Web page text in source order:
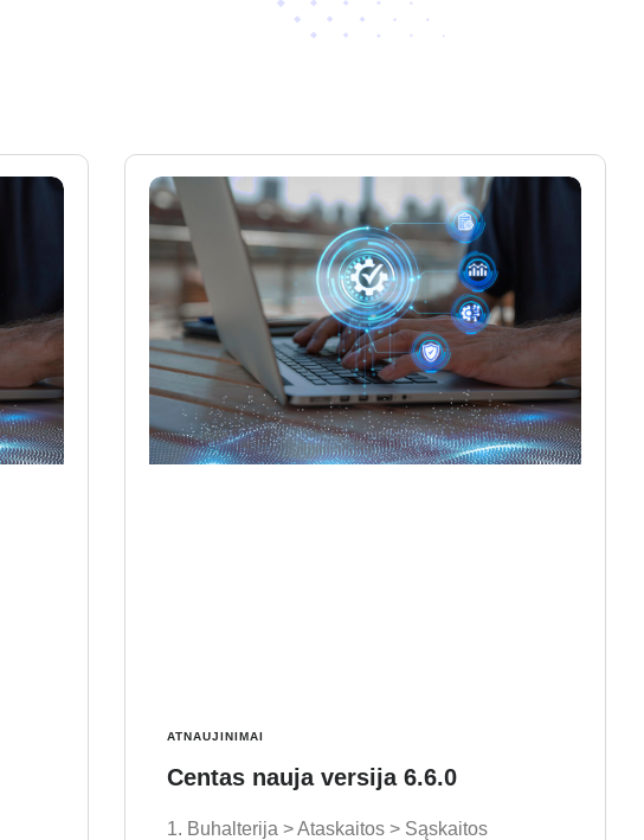
ATNAUJINIMAI
Centas nauja versija 6.6.0
1. Buhalterija > Ataskaitos > Sąskaitos